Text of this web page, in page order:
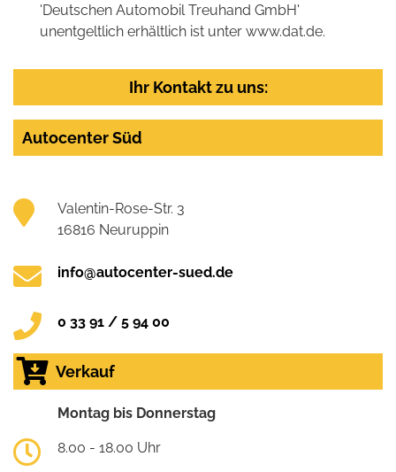
'Deutschen Automobil Treuhand GmbH'
unentgeltlich erhältlich ist unter www.dat.de.
Ihr Kontakt zu uns:
Autocenter Süd
Valentin-Rose-Str. 3
16816 Neuruppin
info@autocenter-sued.de
0 33 91 / 5 94 00
Verkauf
Montag bis Donnerstag
8.00 - 18.00 Uhr